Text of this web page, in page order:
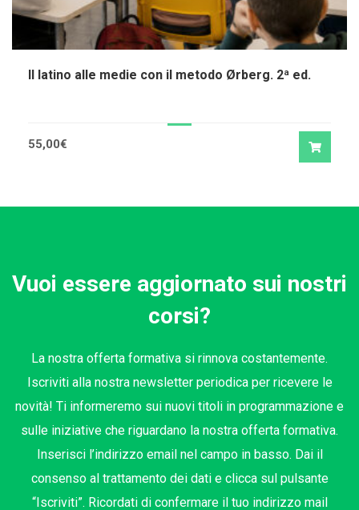
Il latino alle medie con il metodo Ørberg. 2ª ed.
55,00€
Vuoi essere aggiornato sui nostri
corsi?
La nostra offerta formativa si rinnova costantemente.
Iscriviti alla nostra newsletter periodica per ricevere le
novità! Ti informeremo sui nuovi titoli in programmazione e
sulle iniziative che riguardano la nostra offerta formativa.
Inserisci l’indirizzo email nel campo in basso. Dai il
consenso al trattamento dei dati e clicca sul pulsante
“Iscriviti”. Ricordati di confermare il tuo indirizzo mail